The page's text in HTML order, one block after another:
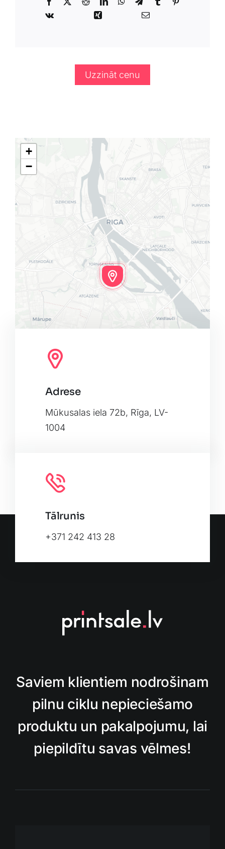
Uzzināt cenu
+
−
OpenStreetMap, under ODbL.
Adrese
Mūkusalas iela 72b, Rīga, LV-
1004
Tālrunis
+371 242 413 28
Saviem klientiem nodrošinam
pilnu ciklu nepieciešamo
produktu un pakalpojumu, lai
piepildītu savas vēlmes!